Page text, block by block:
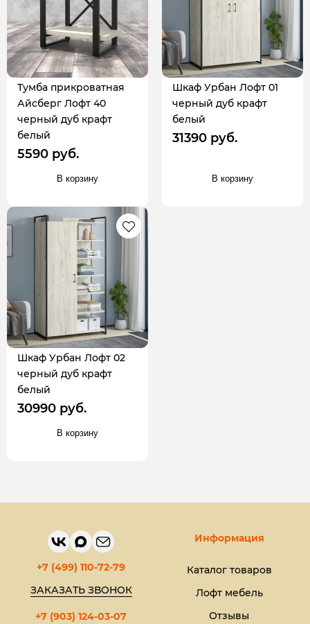
Тумба прикроватная
Айсберг Лофт 40
черный дуб крафт
белый
5590 руб.
В корзину
Шкаф Урбан Лофт 01
черный дуб крафт
белый
31390 руб.
В корзину
Шкаф Урбан Лофт 02
черный дуб крафт
белый
30990 руб.
В корзину
+7 (499) 110-72-79
ЗАКАЗАТЬ ЗВОНОК
+7 (903) 124-03-07
Информация
Каталог товаров
Лофт мебель
Отзывы